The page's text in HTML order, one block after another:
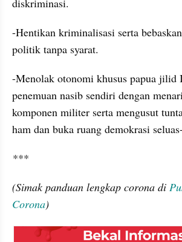
-Hentikan kriminalisasi serta
politik tanpa syarat.
penemuan nasib sendiri dengan
komponen militer serta mengusut
ham dan buka ruang demokrasi
***
(Simak panduan lengkap corona di
Corona